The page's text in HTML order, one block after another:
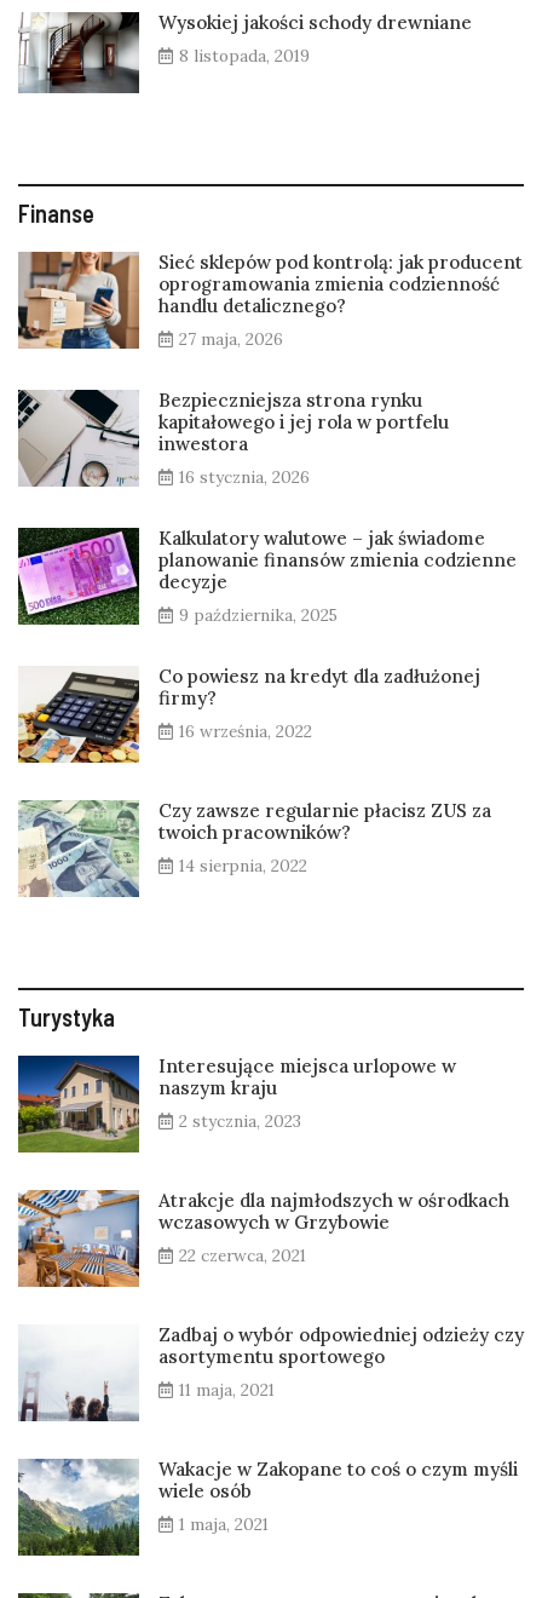
Wysokiej jakości schody drewniane
8 listopada, 2019
Finanse
Sieć sklepów pod kontrolą: jak producent
oprogramowania zmienia codzienność
handlu detalicznego?
27 maja, 2026
Bezpieczniejsza strona rynku
kapitałowego i jej rola w portfelu
inwestora
16 stycznia, 2026
Kalkulatory walutowe – jak świadome
planowanie finansów zmienia codzienne
decyzje
9 października, 2025
Co powiesz na kredyt dla zadłużonej
firmy?
16 września, 2022
Czy zawsze regularnie płacisz ZUS za
twoich pracowników?
14 sierpnia, 2022
Turystyka
Interesujące miejsca urlopowe w
naszym kraju
2 stycznia, 2023
Atrakcje dla najmłodszych w ośrodkach
wczasowych w Grzybowie
22 czerwca, 2021
Zadbaj o wybór odpowiedniej odzieży czy
asortymentu sportowego
11 maja, 2021
Wakacje w Zakopane to coś o czym myśli
wiele osób
1 maja, 2021